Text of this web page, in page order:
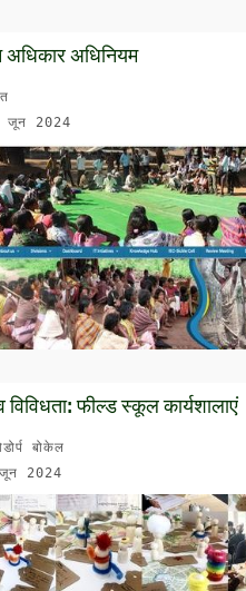
अधिकार अधिनियम
जून 2024
विविधता: फील्ड स्कूल कार्यशालाएं
बोकेल
2024